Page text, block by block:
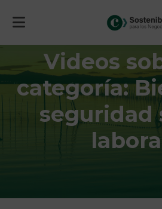
Videos
categoría:
seguridad